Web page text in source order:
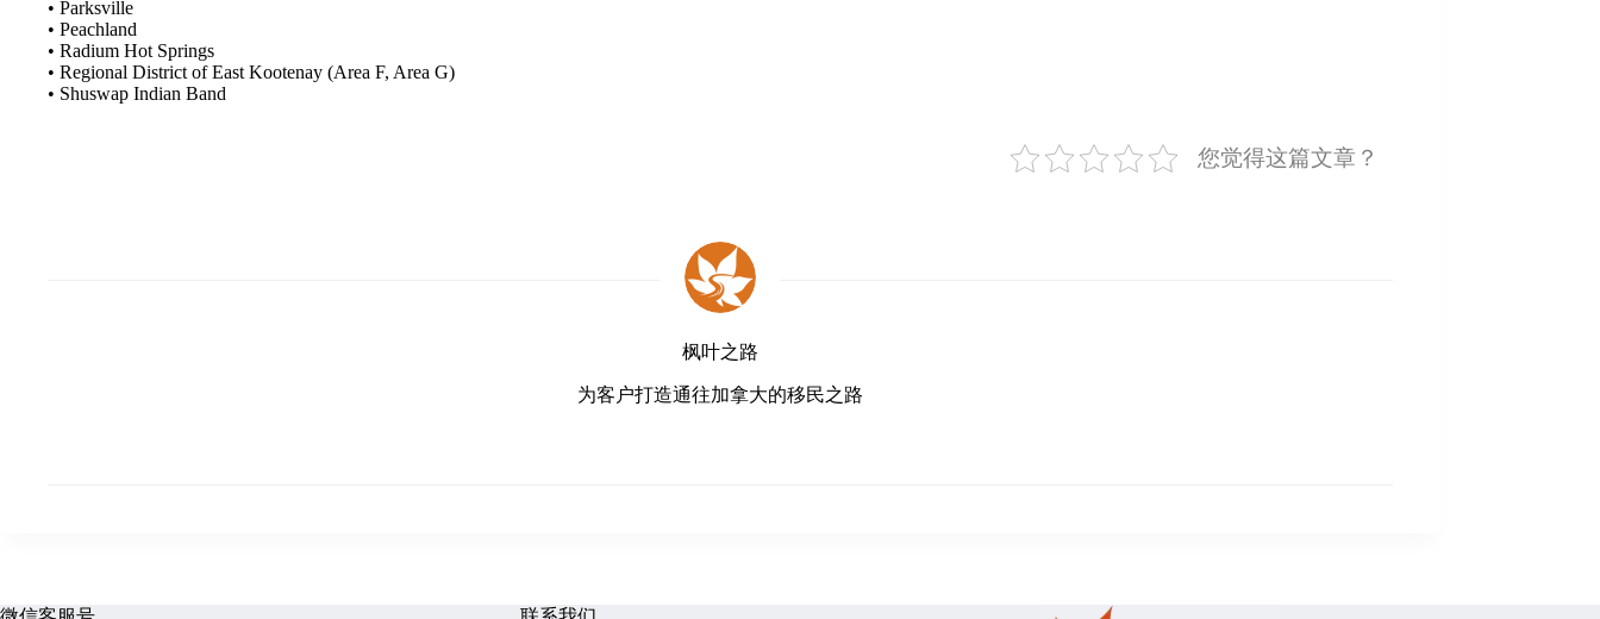
• Parksville
• Peachland
• Radium Hot Springs
• Regional District of East Kootenay (Area F, Area G)
• Shuswap Indian Band
您觉得这篇文章？
枫叶之路
为客户打造通往加拿大的移民之路